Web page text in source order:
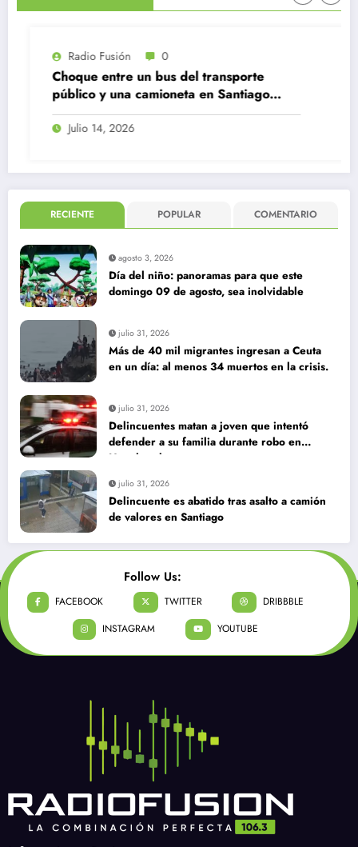
Radio Fusión 0
Choque entre un bus del transporte
público y una camioneta en Santiago
Centro
Julio 14, 2026
RECIENTE POPULAR COMENTARIO
agosto 3, 2026
Día del niño: panoramas para que este
domingo 09 de agosto, sea inolvidable
julio 31, 2026
Más de 40 mil migrantes ingresan a Ceuta
en un día: al menos 34 muertos en la crisis.
julio 31, 2026
Delincuentes matan a joven que intentó
defender a su familia durante robo en
julio 31, 2026
Delincuente es abatido tras asalto a camión
de valores en Santiago
Follow Us:
FACEBOOK TWITTER
DRIBBBLE
INSTAGRAM
YOUTUBE